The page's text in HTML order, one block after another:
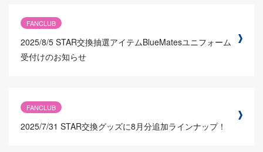
FANCLUB
2025/8/5 STAR交換抽選アイテムBlueMatesユニフォーム
受付けのお知らせ
FANCLUB
2025/7/31 STAR交換グッズに8月分追加ラインナップ！